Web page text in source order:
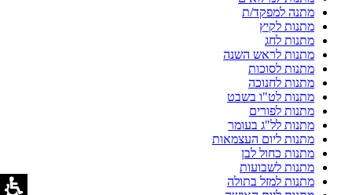
מתנה למפקד/ת
מתנות לקיץ
מתנות לחג
מתנות לראש השנה
מתנות לסוכות
מתנות לחנוכה
מתנות לט"ו בשבט
מתנות לפורים
מתנות לל"ג בעומר
מתנות ליום העצמאות
מתנות כחול לבן
מתנות לשבועות
מתנות למזל בתולה